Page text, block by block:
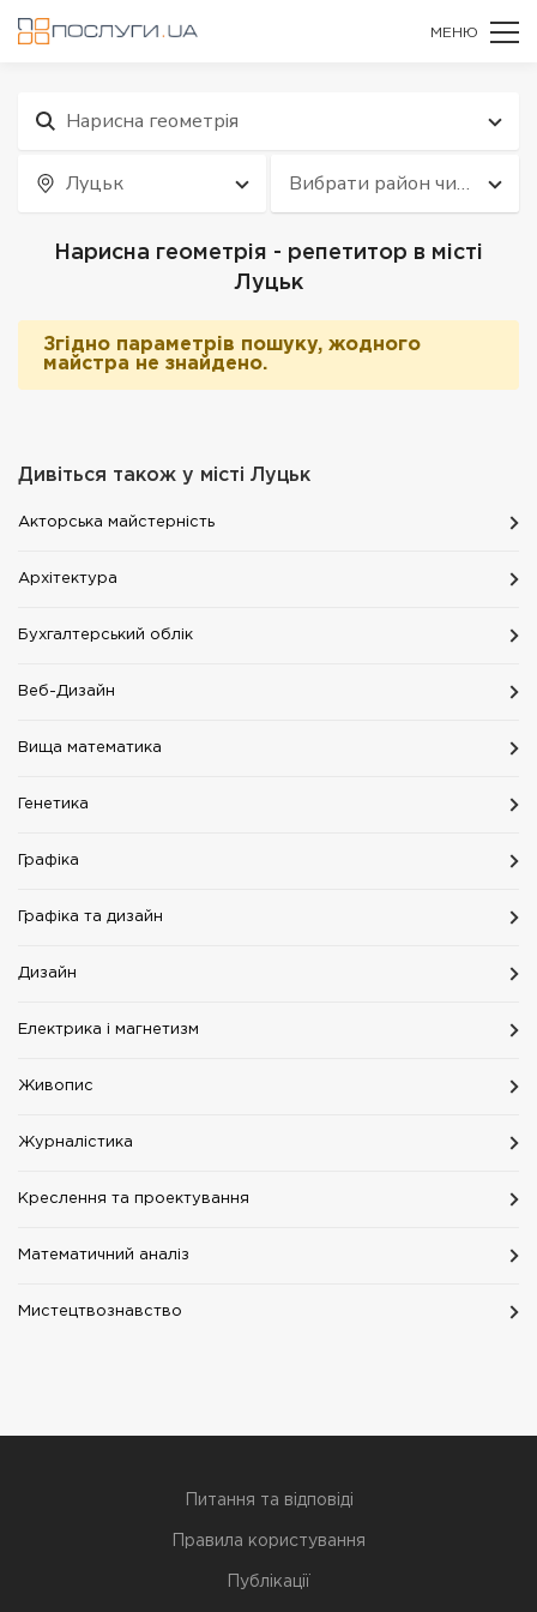
МЕНЮ
Нарисна геометрія
Луцьк Вибрати район чи
квартал
Нарисна геометрія - репетитор в місті
Луцьк
Згідно параметрів пошуку, жодного
майстра не знайдено.
Дивіться також у місті Луцьк
Акторська майстерність
Архітектура
Бухгалтерський облік
Веб-Дизайн
Вища математика
Генетика
Графіка
Графіка та дизайн
Дизайн
Електрика і магнетизм
Живопис
Журналістика
Креслення та проектування
Математичний аналіз
Мистецтвознавство
Питання та відповіді
Правила користування
Публікації